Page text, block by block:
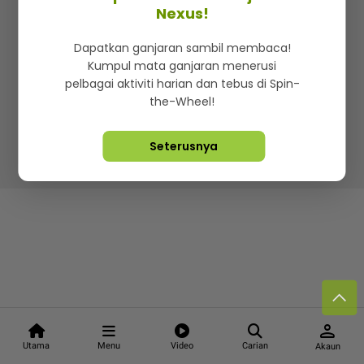
Utama Menu Video Carian
person
Akaun
Iklan di SMG360
Terma & Syarat Dasar Privasi
Lebih hot, viral dan sensasi
Hakcipta Terpelihara ©2026. Star Media Group Berhad
Nexus!
Dapatkan ganjaran sambil membaca!
Kumpul mata ganjaran menerusi
pelbagai aktiviti harian dan tebus di Spin-
the-Wheel!
Seterusnya